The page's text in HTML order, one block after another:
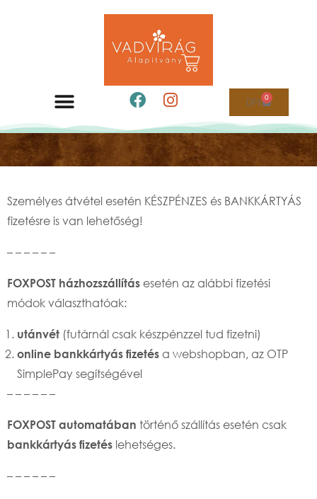
0Ft 0
Fizetési információk
Személyes átvétel esetén KÉSZPÉNZES és BANKKÁRTYÁS
fizetésre is van lehetőség!
– – – – – –
FOXPOST házhozszállítás esetén az alábbi fizetési
módok választhatóak:
utánvét (futárnál csak készpénzzel tud fizetni)
online bankkártyás fizetés a webshopban, az OTP
SimplePay segítségével
– – – – – –
FOXPOST automatában történő szállítás esetén csak
bankkártyás fizetés lehetséges.
– – – – – –